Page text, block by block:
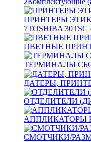
ПРИНТЕРЫ
7TOSHIBA 30TSC
ЦВЕТНЫЕ
ТЕРМИНАЛЫ
ДАТЕРЫ,
ОТДЕЛИТЕЛИ
АППЛИКАТОРЫ
СМОТЧИКИ/